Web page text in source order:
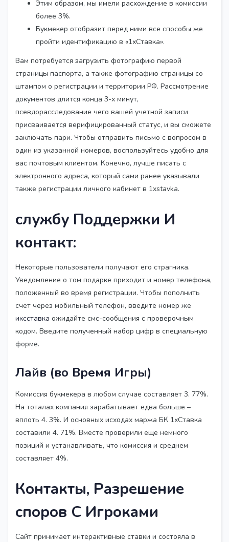
Этим образом, мы имели расхождение в комиссии
более 3%.
Букмекер отобразит перед ними все способы же
пройти идентификацию в «1хСтавка».
Вам потребуется загрузить фотографию первой
страницы паспорта, а также фотографию страницы со
штампом о регистрации и территории РФ. Рассмотрение
документов длится конца 3-х минут,
псевдорасследование чего вашей учетной записи
присваивается верифицированный статус, и вы сможете
заключать пари. Чтобы отправить письмо с вопросом в
один из указанной номеров, воспользуйтесь удобно для
вас почтовым клиентом. Конечно, лучше писать с
электронного адреса, который сами ранее указывали
также регистрации личного кабинет в 1xstavka.
службу Поддержки И
контакт:
Некоторые пользователи получают его страгника.
Уведомление о том подарке приходит и номер телефона,
положенный во время регистрации. Чтобы пополнить
счёт через мобильный телефон, введите номер же
иксставка ожидайте смс-сообщения с проверочным
кодом. Введите полученный набор цифр в специальную
форме.
Лайв (во Время Игры)
Комиссия букмекера в любом случае составляет 3. 77%.
На тоталах компания зарабатывает едва больше –
вплоть 4. 3%. И основных исходах маржа БК 1хСтавка
составили 4. 71%. Вместе проверили еще немного
позиций и устанавливать, что комиссия и среднем
составляет 4%.
Контакты, Разрешение
споров С Игроками
Сайт принимает интерактивные ставки и состояла в